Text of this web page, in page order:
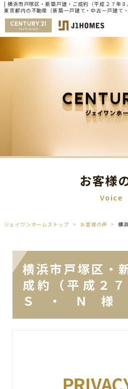
| 横浜市戸塚区・新築戸建・ご成約（平成２７
東京都内の不動産（新築一戸建て・中古一戸建て
ー21ジェイワンホームズ
お客様
Voice
ジェイワンホームズトップ お客様の声
横浜市戸塚区・
成約（平成２
Ｓ ・ Ｎ 様